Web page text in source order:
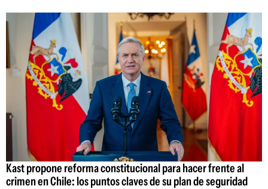
Kast propone reforma constitucional para hacer frente al
crimen en Chile: los puntos claves de su plan de seguridad